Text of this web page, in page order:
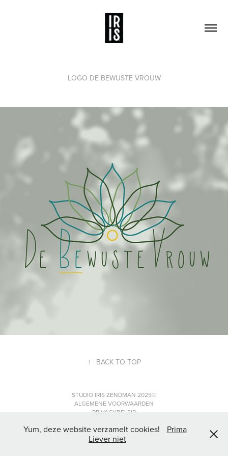
LOGO DE BEWUSTE VROUW
↑ BACK TO TOP
STUDIO IRIS ZENDMAN 2025©
ALGEMENE VOORWAARDEN
PRIVACYBELEID
Yum, deze website verzamelt cookies!
Prima
Liever niet